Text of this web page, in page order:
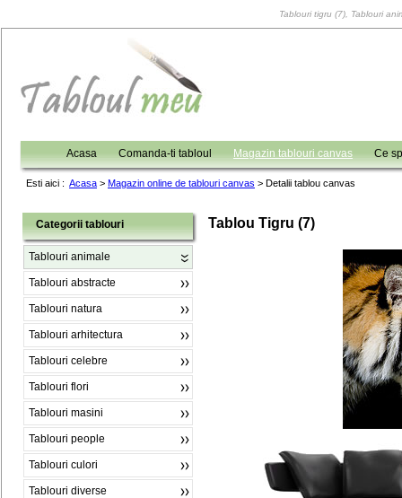
Tablouri tigru (7), Tablouri
Acasa Comanda-ti tabloul Magazin tablouri canvas Ce
Esti aici : Acasa > Magazin online de tablouri canvas > Detalii tablou canvas
Categorii tablouri
Tablouri animale
Tablouri abstracte
Tablouri natura
Tablouri arhitectura
Tablouri celebre
Tablouri flori
Tablouri masini
Tablouri people
Tablouri culori
Tablouri diverse
Tablou Tigru (7)